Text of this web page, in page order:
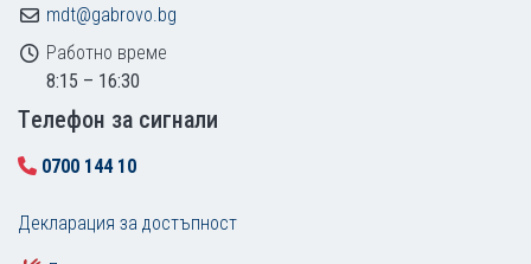
mdt@gabrovo.bg
Работно време
8:15 – 16:30
Tелефон за сигнали
0700 144 10
Декларация за достъпност